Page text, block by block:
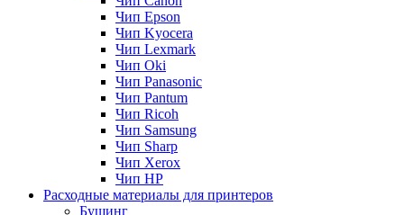
Чип Epson
Чип Kyocera
Чип Lexmark
Чип Oki
Чип Panasonic
Чип Pantum
Чип Ricoh
Чип Samsung
Чип Sharp
Чип Xerox
Чип НР
Расходные материалы для принтеров
Бушинг